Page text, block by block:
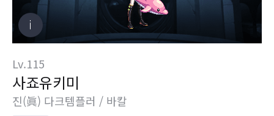
Lv.115
사죠유키미
진(眞) 다크템플러 / 바칼